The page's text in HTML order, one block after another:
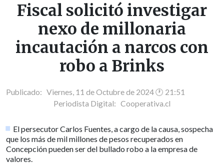
Fiscal solicitó investigar
nexo de millonaria
incautación a narcos con
robo a Brinks
Publicado: Viernes, 11 de Octubre de 2024 🕐 21:51
Periodista Digital: Cooperativa.cl
El persecutor Carlos Fuentes, a cargo de la causa, sospecha
que los más de mil millones de pesos recuperados en
Concepción pueden ser del bullado robo a la empresa de
valores.